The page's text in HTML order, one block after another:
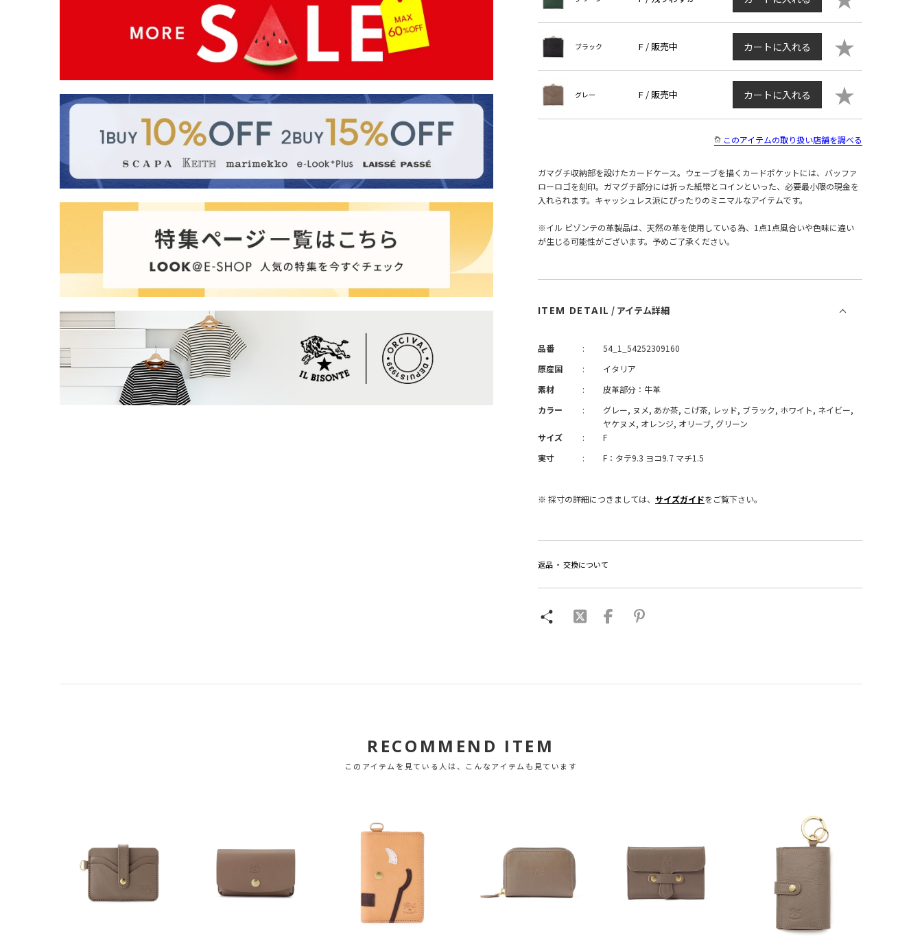
ブラック F / 販売中 カートに入れる ★
グレー F / 販売中 カートに入れる ★
このアイテムの取り扱い店舗を調べる
ガマグチ収納部を設けたカードケース。ウェーブを描くカードポケットには、バッファ
ローロゴを刻印。ガマグチ部分には折った紙幣とコインといった、必要最小限の現金を
入れられます。キャッシュレス派にぴったりのミニマルなアイテムです。
※イル ビゾンテの革製品は、天然の革を使用している為、1点1点風合いや色味に違い
が生じる可能性がございます。予めご了承ください。
ITEM DETAIL / アイテム詳細
品番 :
54_1_54252309160
原産国
:
イタリア
素材
:
皮革部分：牛革
カラー
:
グレー, ヌメ, あか茶, こげ茶, レッド, ブラック, ホワイト, ネイビー,
ヤケヌメ, オレンジ, オリーブ, グリーン
サイズ
:
F
実寸
: F：タテ9.3 ヨコ9.7 マチ1.5
※ 採寸の詳細につきましては、サイズガイドをご覧下さい。
返品 ・ 交換について
RECOMMEND ITEM
このアイテムを見ている人は、こんなアイテムも見ています